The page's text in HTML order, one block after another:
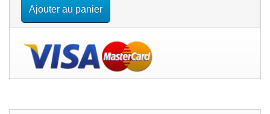
Ajouter au panier